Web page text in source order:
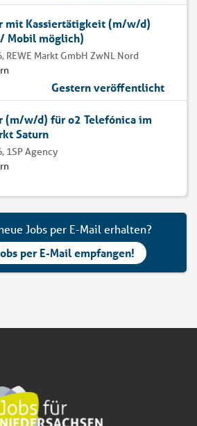
mit Kassiertätigkeit (m/w/d)
Mobil möglich)
REWE Markt GmbH ZwNL Nord
Gestern veröffentlicht
(m/w/d) für o2 Telefónica im
Saturn
1SP Agency
Jobs per E-Mail erhalten?
per E-Mail empfangen!